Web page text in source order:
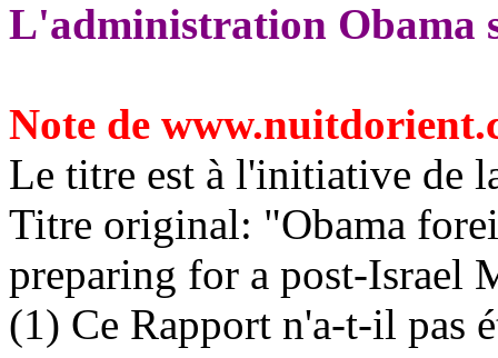
L'administration Obama
Note de
Le titre est à l'initiative de
Titre original: "Obama
preparing for a post-Israel
(1) Ce Rapport n'a-t-il pas